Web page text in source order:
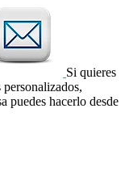
Si quieres
puedes hacerlo desde